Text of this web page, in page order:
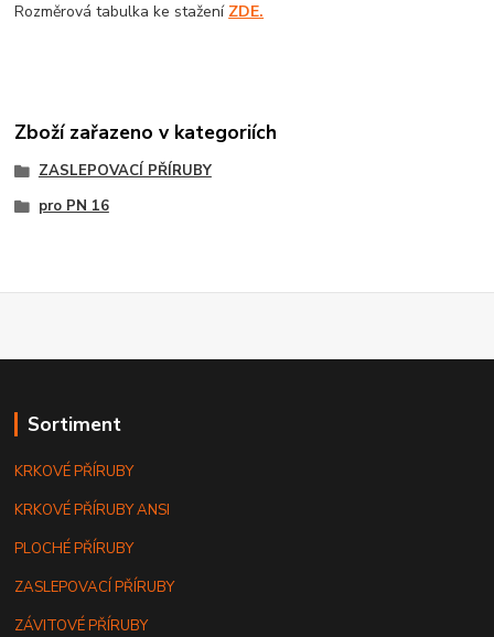
Rozměrová tabulka ke stažení ZDE.
Zboží zařazeno v kategoriích
ZASLEPOVACÍ PŘÍRUBY
pro PN 16
Sortiment
KRKOVÉ PŘÍRUBY
KRKOVÉ PŘÍRUBY ANSI
PLOCHÉ PŘÍRUBY
ZASLEPOVACÍ PŘÍRUBY
ZÁVITOVÉ PŘÍRUBY